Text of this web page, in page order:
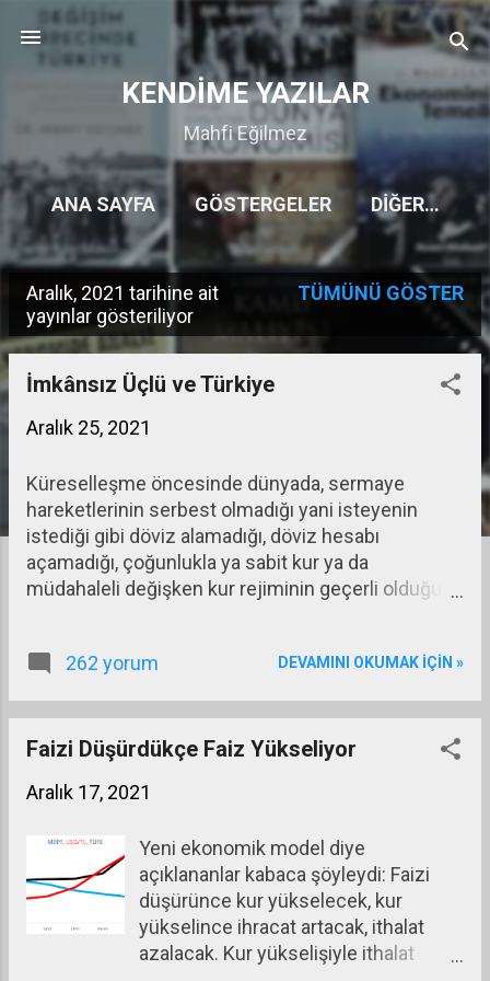
Ana içeriğe atla
KENDİME YAZILAR
Mahfi Eğilmez
ANA SAYFA GÖSTERGELER DIĞER…
K
a
Aralık, 2021 tarihine ait
yayınlar gösteriliyor
TÜMÜNÜ GÖSTER
İmkânsız Üçlü ve Türkiye
Aralık 25, 2021
Küreselleşme öncesinde dünyada, sermaye
hareketlerinin serbest olmadığı yani isteyenin
istediği gibi döviz alamadığı, döviz hesabı
açamadığı, çoğunlukla ya sabit kur ya da
müdahaleli değişken kur rejiminin geçerli olduğu
hareketleri dünyaya egemen oldu. Bu sistem döviz
dalgalı kur rejimiyle destekleniyordu. Konvertibilite,
artık eski rejimde olduğu gibi paranın altına
piyasa kuruyla parasını istediği dövize
yeni sisteme diğer ülkelerle birlikte Türkiye de
büyük bir hevesle girdi, sermaye hareketlerini
serbestleştirirken faizlerin ve kurların
belirlenmesini piyasaya bıraktı. Böylece dalgalı kur
rejimine geçmiş oldu. Piyasa her şeyi
262 yorum DEVAMINI OKUMAK IÇIN »
Faizi Düşürdükçe Faiz Yükseliyor
Aralık 17, 2021
Yeni ekonomik model diye
açıklananlar kabaca şöyleydi: Faizi
düşürünce kur yükselecek, kur
yükselince ihracat artacak, ithalat
azalacak. Kur yükselişiyle ithalat